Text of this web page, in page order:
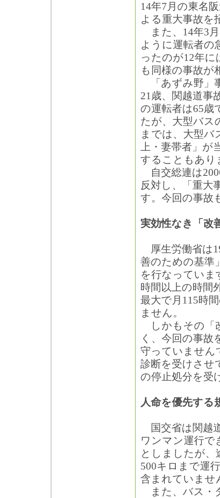
14年7月の東名
よる重大事故を
また、14年3月
ように運転者の
ったのが12年に
も同様の事故が
「あずみ野」
21歳、関越道事
の運転者は65歳
たが、大型バス
までは、大型バ
上・妻帯者」が
することもあり
自交総連は
反対し、「重大
す。今回の事故
実効性なき「改
厚生労働省は
善のための基準
を行なっていま
時間以上の時間
最大で月115時
ません。
しかもその「
く、今回の事故
守っていません
診断を受けさせ
の停止処分を受
人命を優先する
国交省は関越
ワンマン運行で
としましたが、
500キロまで運
含まれていませ
また、バス・